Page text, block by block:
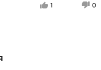
1 0